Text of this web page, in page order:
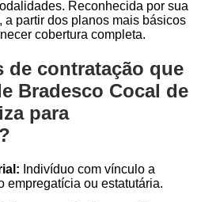
Reconhecida por sua
a partir dos planos mais básicos
cobertura completa.
de contratação que
Bradesco Cocal de
para
Indivíduo com vínculo a
empregatícia ou estatutária.